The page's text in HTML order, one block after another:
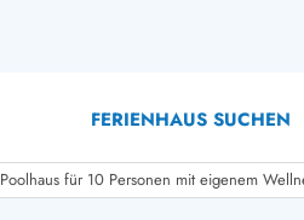
FERIENHAUS SUCHEN
Poolhaus für 10 Personen mit eigenem